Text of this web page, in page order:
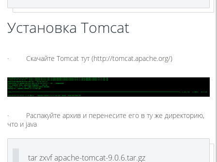
Установка Tomcat
· Скачайте Tomcat тут (http://tomcat.apache.org/)
· Распакуйте архив и перенесите его в ту же директорию,
что и java
tar zxvf apache-tomcat-9.0.6.tar.gz